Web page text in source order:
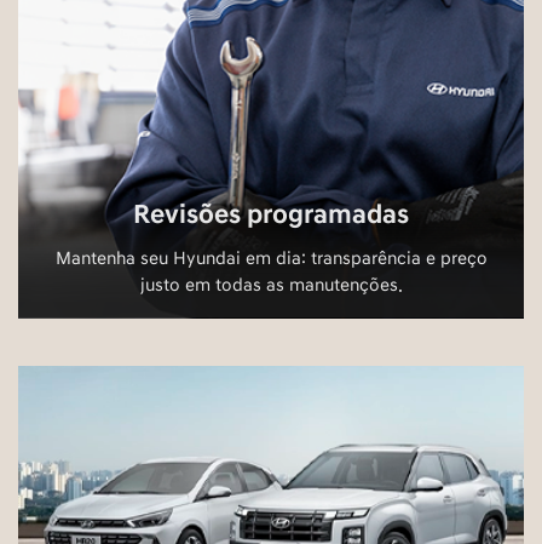
Revisões programadas
Mantenha seu Hyundai em dia: transparência e preço